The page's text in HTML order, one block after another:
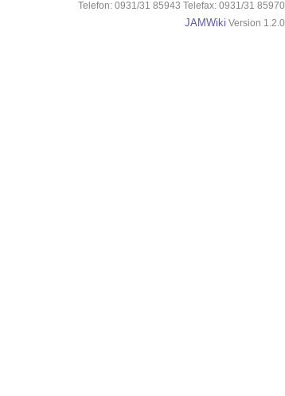
Telefon: 0931/31 85943 Telefax: 0931/31 85970
JAMWiki Version 1.2.0